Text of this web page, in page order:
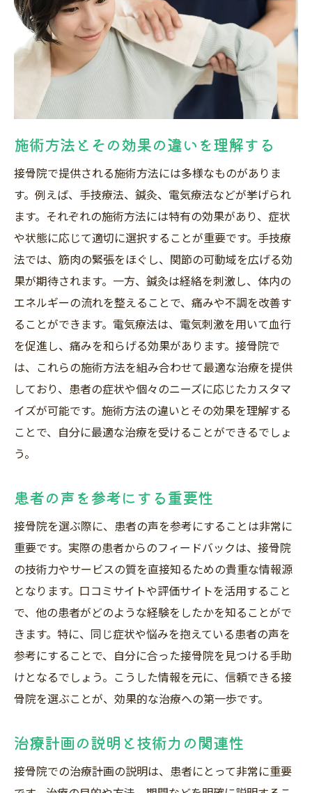
施術方法とその効果の違いを理解する
接骨院で提供される施術方法には多様なものがありま
す。例えば、手技療法、鍼灸、電気療法などが挙げられ
ます。それぞれの施術方法には特有の効果があり、症状
や状態に応じて適切に選択することが重要です。手技療
法では、筋肉の緊張をほぐし、関節の可動域を広げる効
果が期待されます。一方、鍼灸は経絡を刺激し、体内の
エネルギーの流れを整えることで、痛みや不調を改善す
ることができます。電気療法は、電気刺激を用いて血行
を促進し、痛みを和らげる効果があります。接骨院で
は、これらの施術方法を組み合わせて最適な治療を提供
しており、患者の症状や個々のニーズに応じたカスタマ
イズが可能です。施術方法の違いとその効果を理解する
ことで、自分に最適な治療を受けることができるでしょ
う。
患者の声を参考にする重要性
接骨院を選ぶ際に、患者の声を参考にすることは非常に
重要です。実際の患者からのフィードバックは、接骨院
の技術力やサービスの質を直接知るための貴重な情報源
となります。口コミサイトや評価サイトを活用すること
で、他の患者がどのような経験をしたかを知ることがで
きます。特に、同じ症状や悩みを抱えている患者の声を
参考にすることで、自分に合った接骨院を見つける手助
けとなるでしょう。こうした情報を元に、信頼できる接
骨院を選ぶことが、効果的な治療への第一歩です。
治療計画の説明と技術力の関連性
接骨院での治療計画の説明は、患者にとって非常に重要